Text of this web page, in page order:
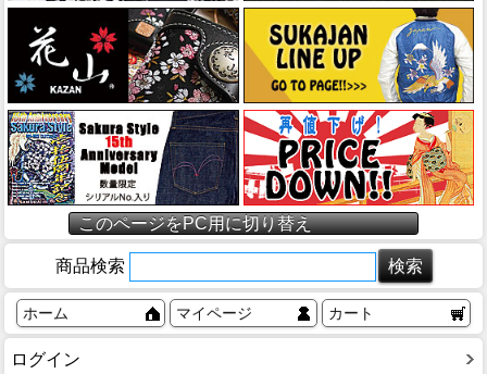
このページをPC用に切り替え
商品検索
ホーム マイページ カート
ログイン